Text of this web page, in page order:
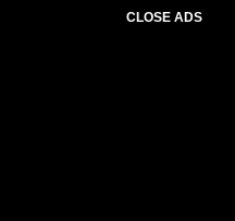
CLOSE ADS